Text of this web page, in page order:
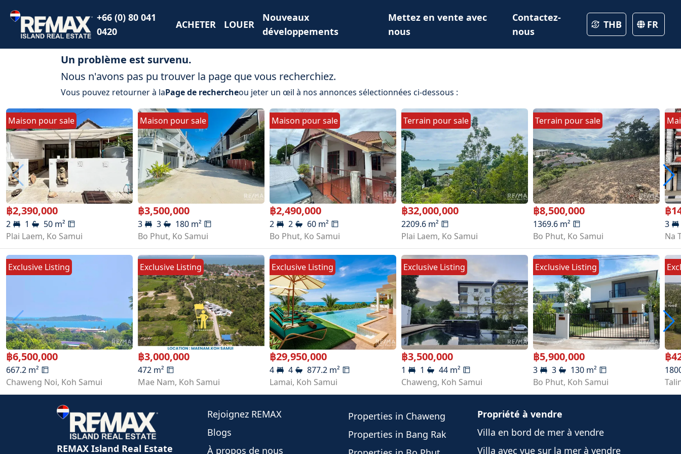
+66 (0) 80 041
0420
ACHETER LOUER
Nouveaux
développements
Mettez en vente avec
nous
Contactez-
nous
THB FR
Un problème est survenu.
Nous n'avons pas pu trouver la page que vous recherchiez.
Vous pouvez retourner à laPage de rechercheou jeter un œil à nos annonces sélectionnées ci-dessous :
Maison poursale
฿2,390,000
2 1 50 m²
Plai Laem, Ko Samui
Maison poursale
฿3,500,000
3 3 180 m²
Bo Phut, Ko Samui
Maison poursale
฿2,490,000
2 2 60 m²
Bo Phut, Ko Samui
Terrain poursale
฿32,000,000
2209.6 m²
Plai Laem, Ko Samui
Terrain poursale
฿8,500,000
1369.6 m²
Bo Phut, Ko Samui
฿
3
Na
Exclusive Listing
฿6,500,000
667.2 m²
Chaweng Noi, Koh Samui
Exclusive Listing
฿3,000,000
472 m²
Mae Nam, Koh Samui
Exclusive Listing
฿29,950,000
4 4 877.2 m²
Lamai, Koh Samui
Exclusive Listing
฿3,500,000
1 1 44 m²
Chaweng, Koh Samui
Exclusive Listing
฿5,900,000
3 3 130 m²
Bo Phut, Koh Samui
฿
REMAX Island Real Estate
Rejoignez REMAX
Blogs
À propos de nous
Properties in Chaweng
Properties in Bang Rak
Propriété à vendre
Villa en bord de mer à vendre
Villa avec vue sur la mer à vendre